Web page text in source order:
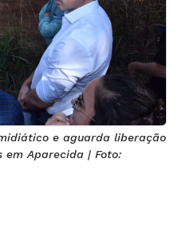
e aguarda liberação
em Aparecida | Foto: